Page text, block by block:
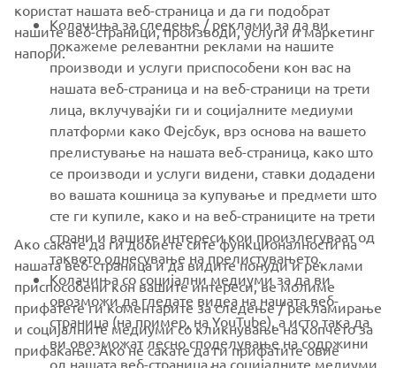
FOR BUSINESS
MORE YAMAHA
SUPPORT
NEWSLETTER
Be the first one to learn about latest deals, special events, new
releases and much more
SUBSCRIBE
користат нашата веб-страница и да ги подобрат
нашите веб-страници, производи, услуги и маркетинг
напори.
Колачиња за следење / реклами за да ви
покажеме релевантни реклами на нашите
производи и услуги приспособени кон вас на
нашата веб-страница и на веб-страници на трети
лица, вклучувајќи ги и социјалните медиуми
платформи како Фејсбук, врз основа на вашето
прелистување на нашата веб-страница, како што
се производи и услуги видени, ставки додадени
во вашата кошница за купување и предмети што
сте ги купиле, како и на веб-страниците на трети
страни и вашите интереси кои произлегуваат од
таквото однесување на прелистувањето.
Колачиња со социјални медиуми за да ви
овозможи да гледате видеа на нашата веб-
страница (на пример, на YouTube), а исто така да
ви овозможат лесно споделување на содржини
од нашата веб-страница на социјалните медиуми,
Ако сакате да ги добиете сите функционалности на
нашата веб-страница и да видите понуди и реклами
приспособени кон вашите интереси, ве молиме
прифатете ги коментарите за следење / рекламирање
и социјалните медиуми со кликнување на копчето за
прифаќање. Ако не сакате да ги прифатите овие